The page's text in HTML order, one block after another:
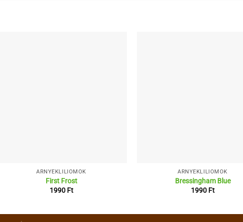
ÁRNYÉKLILIOMOK
First Frost
1990 Ft
ÁRNYÉKLILIOMOK
Bressingham Blue
1990 Ft